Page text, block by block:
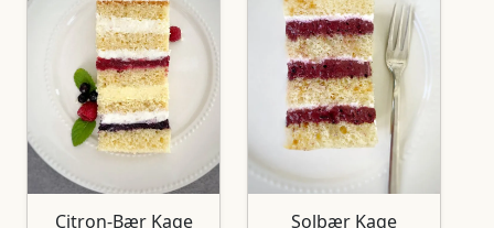
Citron-Bær Kage Solbær Kage